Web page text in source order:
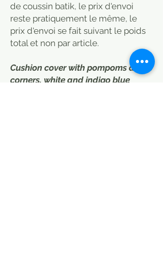
de coussin batik, le prix d'envoi
reste pratiquement le même, le
prix d'envoi se fait suivant le poids
total et non par article.
Cushion cover with pompoms at the
corners, white and indigo blue